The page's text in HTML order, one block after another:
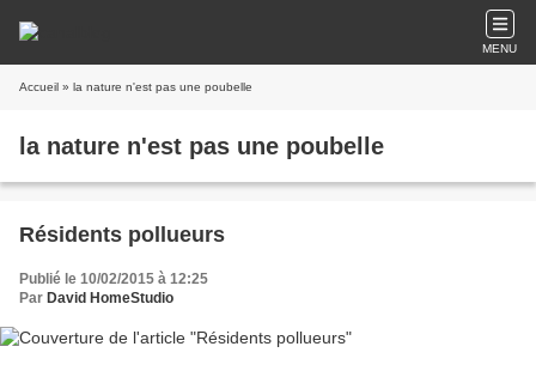
MENU
Accueil » la nature n'est pas une poubelle
la nature n'est pas une poubelle
Résidents pollueurs
Publié le 10/02/2015 à 12:25
Par David HomeStudio